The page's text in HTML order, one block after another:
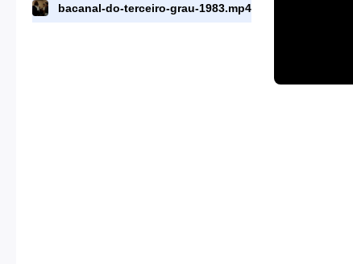
bacanal-do-terceiro-grau-1983.mp4